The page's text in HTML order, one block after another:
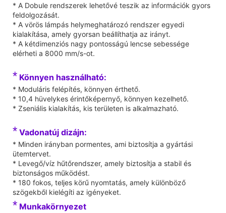
* A Dobule rendszerek lehetővé teszik az információk gyors
feldolgozását.
* A vörös lámpás helymeghatározó rendszer egyedi
kialakítása, amely gyorsan beállíthatja az irányt.
* A kétdimenziós nagy pontosságú lencse sebessége
elérheti a 8000 mm/s-ot.
* Könnyen használható:
* Moduláris felépítés, könnyen érthető.
* 10,4 hüvelykes érintőképernyő, könnyen kezelhető.
* Zseniális kialakítás, kis területen is alkalmazható.
* Vadonatúj dizájn:
* Minden irányban pormentes, ami biztosítja a gyártási
ütemtervet.
* Levegő/víz hűtőrendszer, amely biztosítja a stabil és
biztonságos működést.
* 180 fokos, teljes körű nyomtatás, amely különböző
szögekből kielégíti az igényeket.
* Munkakörnyezet